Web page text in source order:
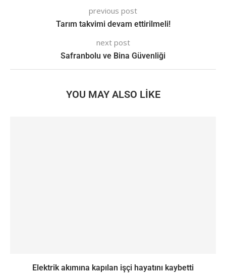
previous post
Tarım takvimi devam ettirilmeli!
next post
Safranbolu ve Bina Güvenliği
YOU MAY ALSO LIKE
Elektrik akımına kapılan işçi hayatını kaybetti